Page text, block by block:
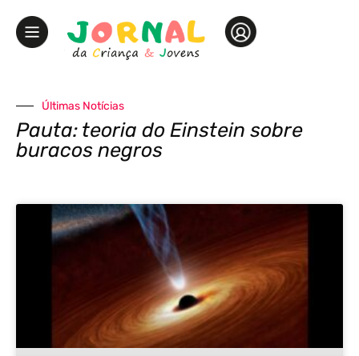
Últimas Notícias
Pauta: teoria do Einstein sobre
buracos negros